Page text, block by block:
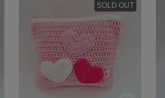
SOLD OUT